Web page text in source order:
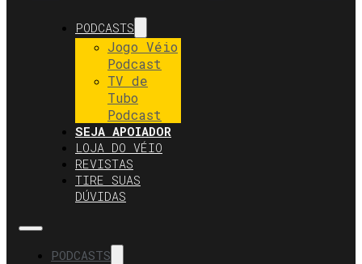
PODCASTS
Jogo Véio
Podcast
TV de
Tubo
Podcast
SEJA APOIADOR
LOJA DO VÉIO
REVISTAS
TIRE SUAS
DÚVIDAS
PODCASTS